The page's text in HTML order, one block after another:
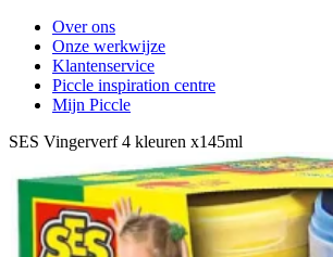
Over ons
Onze werkwijze
Klantenservice
Piccle inspiration centre
Mijn Piccle
SES Vingerverf 4 kleuren x145ml